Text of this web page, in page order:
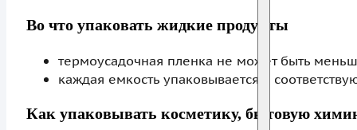
Во что упаковать жидкие продукты
термоусадочная пленка не может быть
каждая емкость упаковывается в
Как упаковывать косметику, бытовую